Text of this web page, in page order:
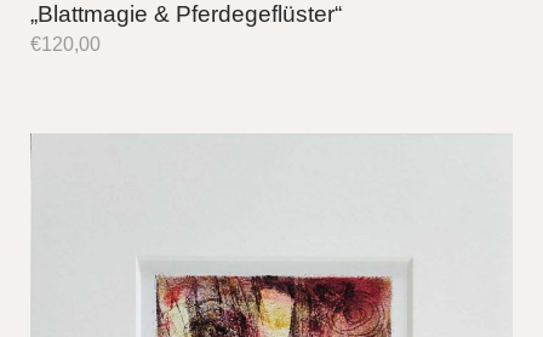
„Blattmagie & Pferdegeflüster“
€120,00